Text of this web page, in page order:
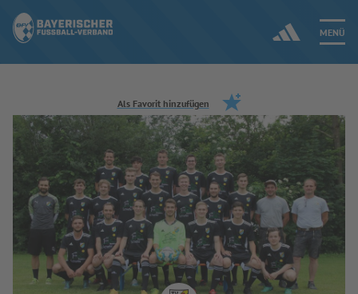
MENÜ
Jetzt einloggen
ERGEBNISSE & WETTBEWERBE
NEUIGKEITEN
SPIELBETRIEB & VERBANDSLEBEN
AUSBILDUNG & FÖRDERUNG
Als Favorit hinzufügen